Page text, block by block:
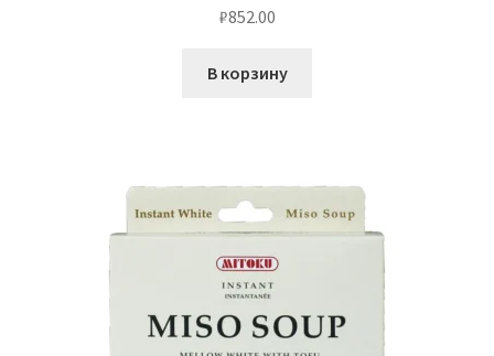
₽852.00
В корзину